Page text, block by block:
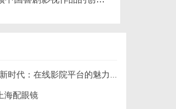
：在线影院平台的魅力与未来发展趋势
海配眼镜